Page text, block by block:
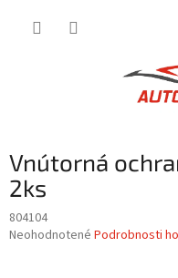
Vnútorná
2ks
804104
Priemerné
Neohodnotené Podrobnosti